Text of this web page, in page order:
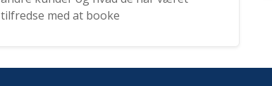
tilfredse med at booke